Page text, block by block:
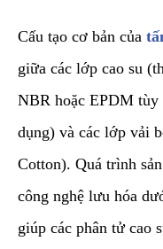
​Cấu tạo cơ bản của
giữa các lớp cao su
NBR hoặc EPDM
dụng) và các lớp vải
Cotton). Quá trình
công nghệ lưu hóa
giúp các phân tử cao